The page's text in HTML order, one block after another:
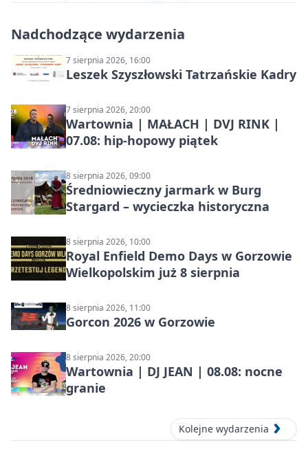
Nadchodzące wydarzenia
7 sierpnia 2026, 16:00
Leszek Szyszłowski Tatrzańskie Kadry
7 sierpnia 2026, 20:00
Wartownia | MAŁACH | DVJ RINK |
07.08: hip-hopowy piątek
8 sierpnia 2026, 09:00
Średniowieczny jarmark w Burg
Stargard – wycieczka historyczna
8 sierpnia 2026, 10:00
Royal Enfield Demo Days w Gorzowie
Wielkopolskim już 8 sierpnia
8 sierpnia 2026, 11:00
Gorcon 2026 w Gorzowie
8 sierpnia 2026, 20:00
Wartownia | DJ JEAN | 08.08: nocne
granie
Kolejne wydarzenia